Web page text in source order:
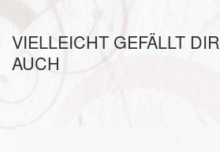
VIELLEICHT GEFÄLLT DIR
AUCH